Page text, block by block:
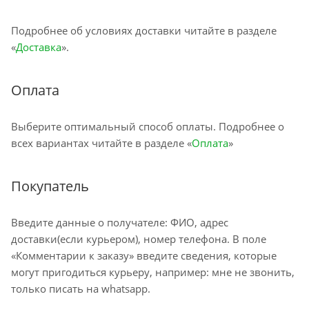
Подробнее об условиях доставки читайте в разделе
«Доставка».
Оплата
Выберите оптимальный способ оплаты. Подробнее о
всех вариантах читайте в разделе «Оплата»
Покупатель
Введите данные о получателе: ФИО, адрес
доставки(если курьером), номер телефона. В поле
«Комментарии к заказу» введите сведения, которые
могут пригодиться курьеру, например: мне не звонить,
только писать на whatsapp.